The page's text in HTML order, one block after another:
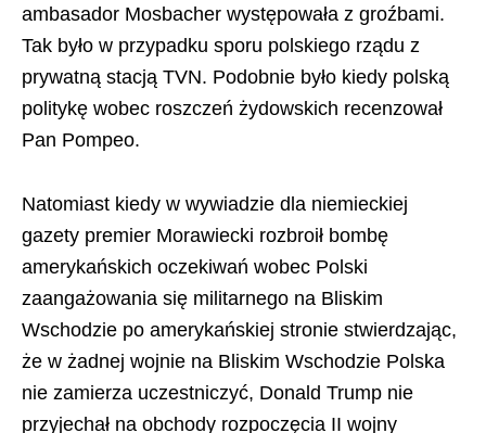
ambasador Mosbacher występowała z groźbami.
Tak było w przypadku sporu polskiego rządu z
prywatną stacją TVN. Podobnie było kiedy polską
politykę wobec roszczeń żydowskich recenzował
Pan Pompeo.
Natomiast kiedy w wywiadzie dla niemieckiej
gazety premier Morawiecki rozbroił bombę
amerykańskich oczekiwań wobec Polski
zaangażowania się militarnego na Bliskim
Wschodzie po amerykańskiej stronie stwierdzając,
że w żadnej wojnie na Bliskim Wschodzie Polska
nie zamierza uczestniczyć, Donald Trump nie
przyjechał na obchody rozpoczęcia II wojny